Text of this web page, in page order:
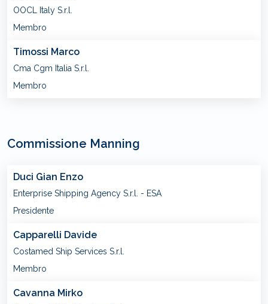
OOCL Italy S.r.l.
Membro
Timossi Marco
Cma Cgm Italia S.r.l.
Membro
Commissione Manning
Duci Gian Enzo
Enterprise Shipping Agency S.r.l. - ESA
Presidente
Capparelli Davide
Costamed Ship Services S.r.l.
Membro
Cavanna Mirko